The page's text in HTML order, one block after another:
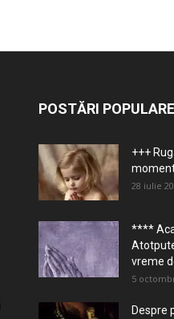
POSTĂRI POPULARE
+++
28 iulie
****
vreme
5
Despre